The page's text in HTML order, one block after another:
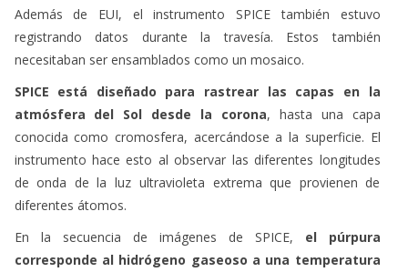
Además de EUI, el instrumento SPICE también estuvo
registrando datos durante la travesía. Estos también
necesitaban ser ensamblados como un mosaico.
SPICE está diseñado para rastrear las capas en la
atmósfera del Sol desde la corona, hasta una capa
conocida como cromosfera, acercándose a la superficie. El
instrumento hace esto al observar las diferentes longitudes
de onda de la luz ultravioleta extrema que provienen de
diferentes átomos.
En la secuencia de imágenes de SPICE, el púrpura
corresponde al hidrógeno gaseoso a una temperatura